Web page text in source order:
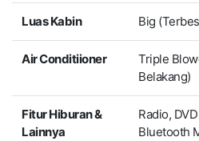
Luas Kabin Big
Air Conditiioner
Triple
Belakang)
Fitur Hiburan &
Lainnya
Radio,
Bluetooth